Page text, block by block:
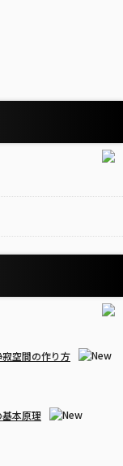
空間の作り方
本原理